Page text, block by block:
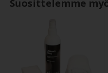
Suosittelemme